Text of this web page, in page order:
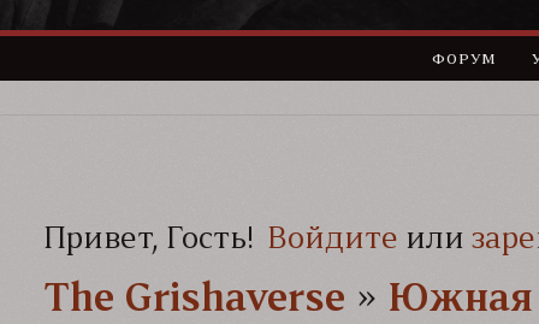
ФОРУМ
Привет, Гость! Войдите или
The Grishaverse­­­ » Южная